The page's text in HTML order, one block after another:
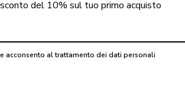
del 10% sul tuo primo acquisto
e acconsento al trattamento dei dati personali